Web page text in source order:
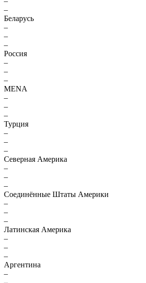
–
Беларусь
–
–
–
Россия
–
–
–
MENA
–
–
–
Турция
–
–
–
Северная Америка
–
–
–
Соединённые Штаты Америки
–
–
–
Латинская Америка
–
–
–
Аргентина
–